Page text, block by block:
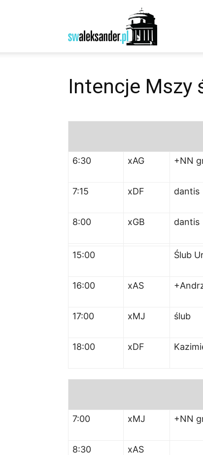
Św.
Aleksander
Intencje Mszy
6:30 xAG +NN
7:15 xDF dantis
8:00 xGB dantis
15:00 Ślub
16:00 xAS
17:00 xMJ ślub
18:00 xDF
7:00 xMJ +NN
8:30 xAS